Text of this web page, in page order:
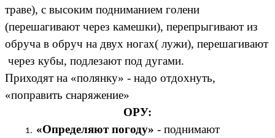
траве), с высоким подниманием голени
(перешагивают через камешки), перепрыгивают из
обруча в обруч на двух ногах( лужи), перешагивают
через кубы, подлезают под дугами.
Приходят на «полянку» - надо отдохнуть,
«поправить снаряжение»
ОРУ:
«Определяют погоду» - поднимают